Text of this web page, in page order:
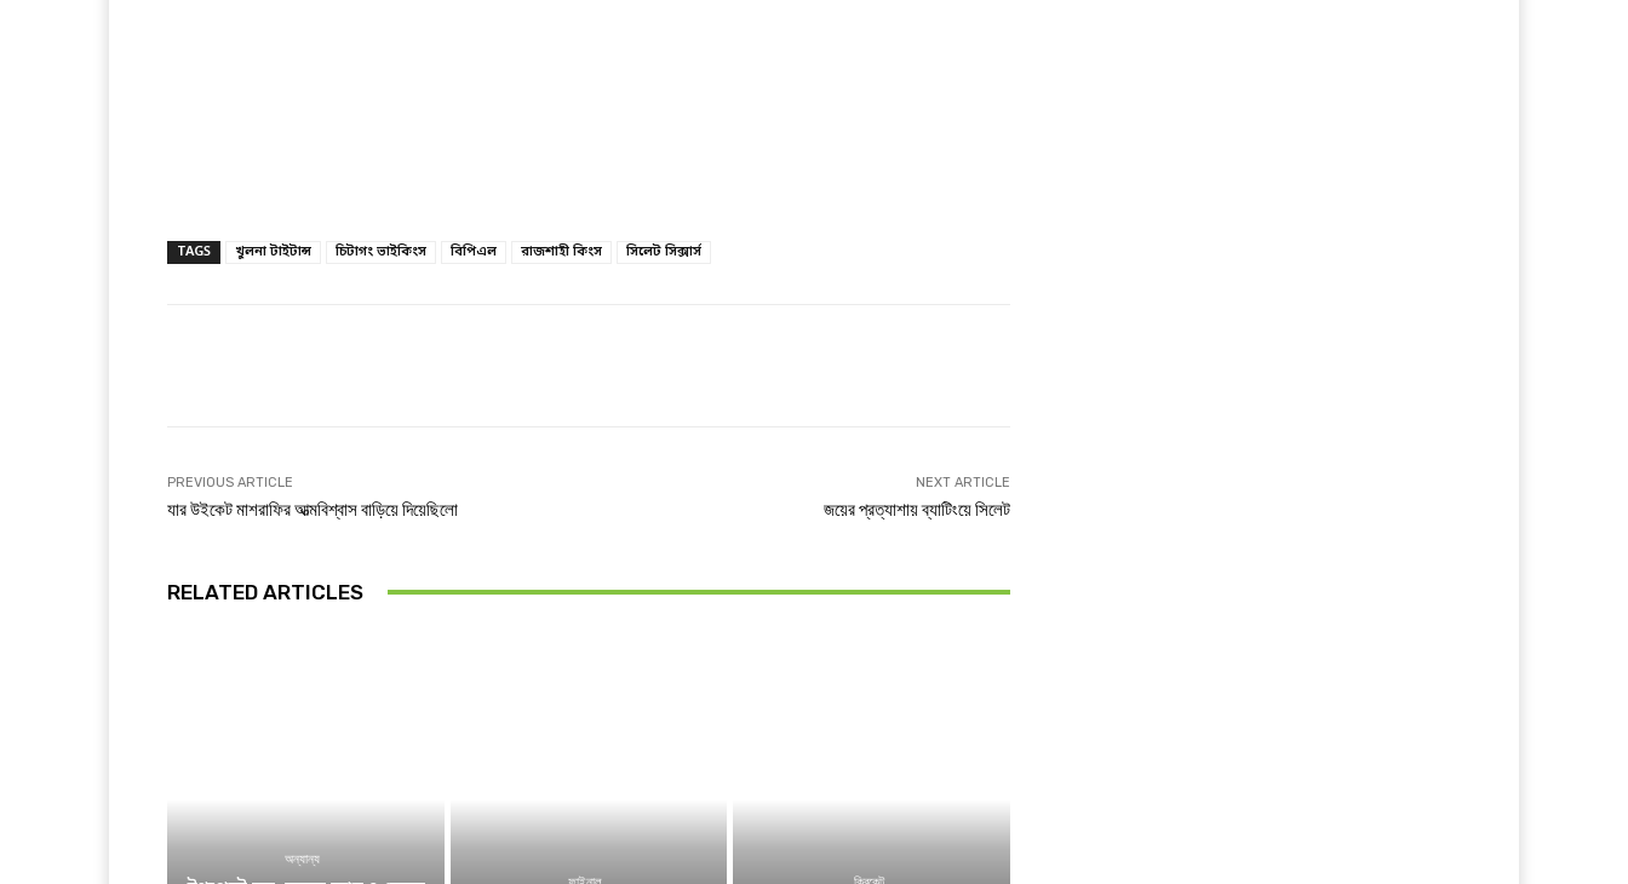
TAGS খুলনা টাইটান্স চিটাগং ভাইকিংস বিপিএল রাজশাহী কিংস সিলেট সিক্সার্স
PREVIOUS ARTICLE
যার উইকেট মাশরাফির আত্মবিশ্বাস বাড়িয়ে দিয়েছিলো
NEXT ARTICLE
জয়ের প্রত্যাশায় ব্যাটিংয়ে সিলেট
RELATED ARTICLES
অন্যান্য